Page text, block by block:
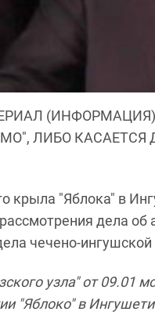
ЛИБО КАСАЕТСЯ
крыла "Яблока" в
дела
чечено-
узла" от09.01
"Яблоко" в